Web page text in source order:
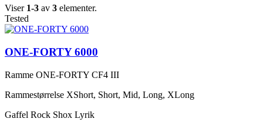
Viser 1-3 av 3 elementer.
Tested
ONE-FORTY 6000
Ramme ONE-FORTY CF4 III
Rammestørrelse XShort, Short, Mid, Long, XLong
Gaffel Rock Shox Lyrik